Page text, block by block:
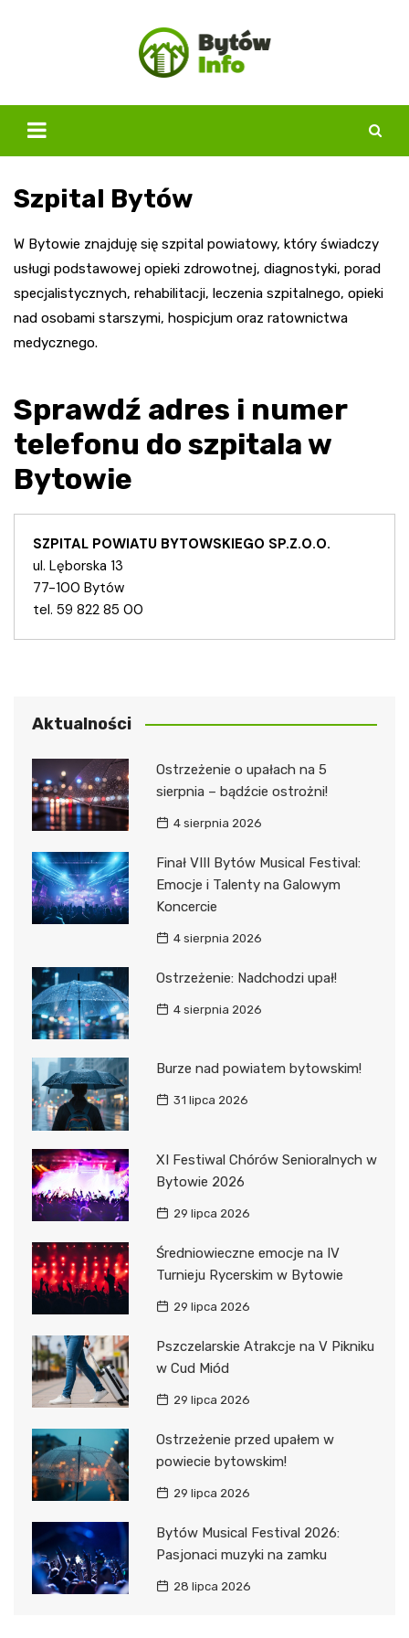
Szpital Bytów
W Bytowie znajduję się szpital powiatowy, który świadczy
usługi podstawowej opieki zdrowotnej, diagnostyki, porad
specjalistycznych, rehabilitacji, leczenia szpitalnego, opieki
nad osobami starszymi, hospicjum oraz ratownictwa
medycznego.
Sprawdź adres i numer
telefonu do szpitala w
Bytowie
SZPITAL POWIATU BYTOWSKIEGO SP.Z.O.O.
ul. Lęborska 13
77-100 Bytów
tel. 59 822 85 00
Aktualności
Ostrzeżenie o upałach na 5
sierpnia – bądźcie ostrożni!
4 sierpnia 2026
Finał VIII Bytów Musical Festival:
Emocje i Talenty na Galowym
Koncercie
4 sierpnia 2026
Ostrzeżenie: Nadchodzi upał!
4 sierpnia 2026
Burze nad powiatem bytowskim!
31 lipca 2026
XI Festiwal Chórów Senioralnych w
Bytowie 2026
29 lipca 2026
Średniowieczne emocje na IV
Turnieju Rycerskim w Bytowie
29 lipca 2026
Pszczelarskie Atrakcje na V Pikniku
w Cud Miód
29 lipca 2026
Ostrzeżenie przed upałem w
powiecie bytowskim!
29 lipca 2026
Bytów Musical Festival 2026:
Pasjonaci muzyki na zamku
28 lipca 2026